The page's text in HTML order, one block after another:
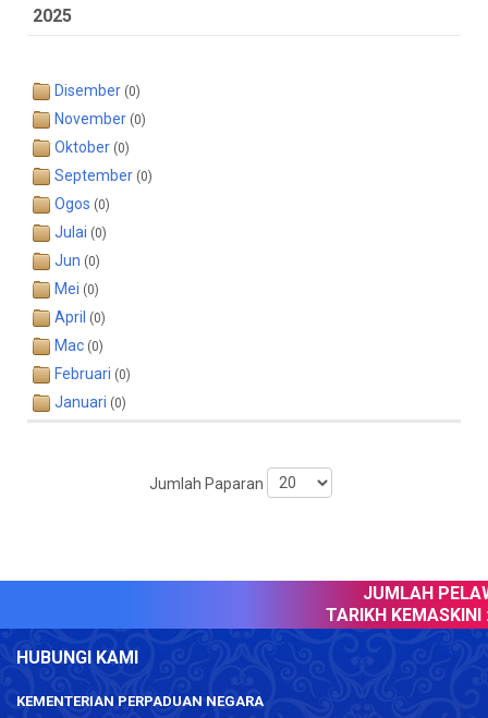
2025
Disember (0)
November (0)
Oktober (0)
September (0)
Ogos (0)
Julai (0)
Jun (0)
Mei (0)
April (0)
Mac (0)
Februari (0)
Januari (0)
Jumlah Paparan
JUMLAH
TARIKH KEMASKINI :
HUBUNGI KAMI
KEMENTERIAN PERPADUAN NEGARA